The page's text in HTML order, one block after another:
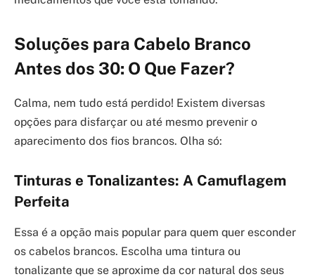
Soluções para Cabelo Branco
Antes dos 30: O Que Fazer?
Calma, nem tudo está perdido! Existem diversas
opções para disfarçar ou até mesmo prevenir o
aparecimento dos fios brancos. Olha só:
Tinturas e Tonalizantes: A Camuflagem
Perfeita
Essa é a opção mais popular para quem quer esconder
os cabelos brancos. Escolha uma tintura ou
tonalizante que se aproxime da cor natural dos seus